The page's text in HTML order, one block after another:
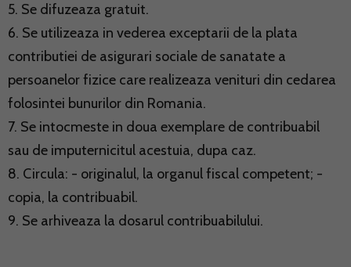
5. Se difuzeaza gratuit.
6. Se utilizeaza in vederea exceptarii de la plata
contributiei de asigurari sociale de sanatate a
persoanelor fizice care realizeaza venituri din cedarea
folosintei bunurilor din Romania.
7. Se intocmeste in doua exemplare de contribuabil
sau de imputernicitul acestuia, dupa caz.
8. Circula: - originalul, la organul fiscal competent; -
copia, la contribuabil.
9. Se arhiveaza la dosarul contribuabilului.